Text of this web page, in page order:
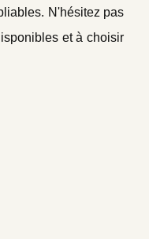
N'hésitez pas
et à choisir